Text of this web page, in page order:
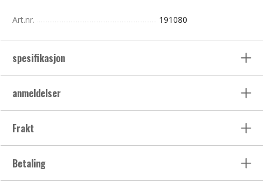
Art.nr. 191080
spesifikasjon
anmeldelser
Frakt
Betaling